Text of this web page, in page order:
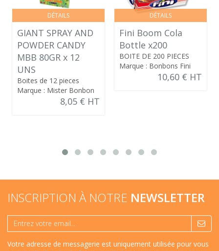
DÉTAILS
GIANT SPRAY AND
POWDER CANDY
MBB 80GR x 12
UNS
Boites de 12 pieces
Marque : Mister Bonbon
8,05 € HT
DÉTAILS
Fini Boom Cola
Bottle x200
BOITE DE 200 PIECES
Marque : Bonbons Fini
10,60 € HT
INSCRIPTION À NOTRE NEWSLETTER
Votre adresse de messagerie est uniquement utilisée pour vous